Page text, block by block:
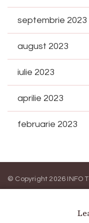
septembrie 2023
august 2023
iulie 2023
aprilie 2023
februarie 2023
© Copyright 2026 INFO